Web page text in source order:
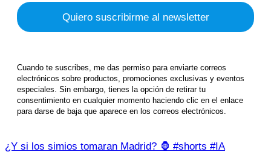
Cuando te suscribes, me das permiso para enviarte correos
electrónicos sobre productos, promociones exclusivas y eventos
especiales. Sin embargo, tienes la opción de retirar tu
consentimiento en cualquier momento haciendo clic en el enlace
para darse de baja que aparece en los correos electrónicos.
¿Y si los simios tomaran Madrid? 🦍 #shorts #IA